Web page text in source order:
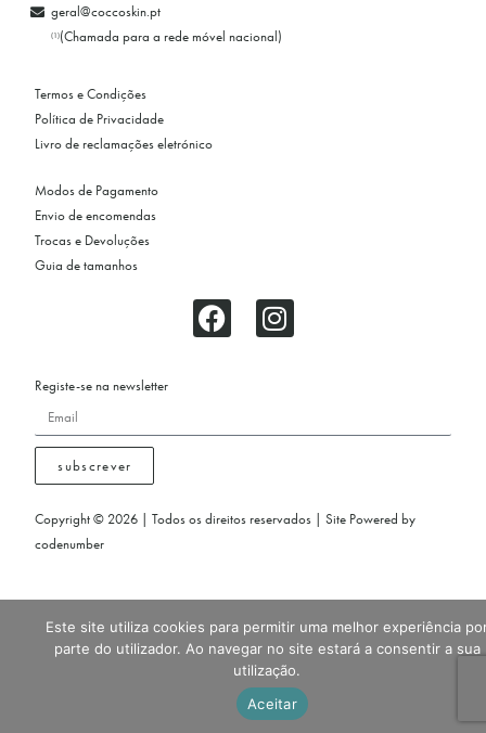
geral@coccoskin.pt
(1)(Chamada para a rede móvel nacional)
Termos e Condições
Política de Privacidade
Livro de reclamações eletrónico
Modos de Pagamento
Envio de encomendas
Trocas e Devoluções
Guia de tamanhos
Registe-se na newsletter
subscrever
Copyright © 2026 | Todos os direitos reservados | Site Powered by
codenumber
Este site utiliza cookies para permitir uma melhor experiência
parte do utilizador. Ao navegar no site estará a consentir a sua
utilização.
Aceitar